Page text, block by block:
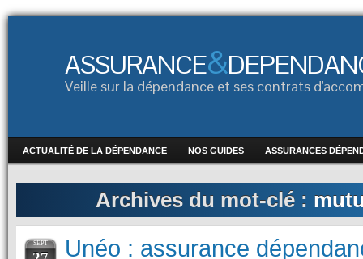
ASSURANCE&
Veille sur la dépendance et ses contrats
ACTUALITÉ DE LA DÉPENDANCE NOS GUIDES ASSURANCES
Archives du mot-clé :
SEPT
Unéo : assurance